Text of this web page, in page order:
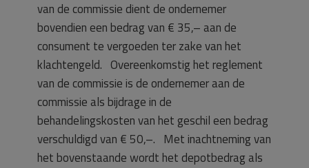
van de commissie dient de ondernemer
bovendien een bedrag van € 35,– aan de
consument te vergoeden ter zake van het
klachtengeld. Overeenkomstig het reglement
van de commissie is de ondernemer aan de
commissie als bijdrage in de
behandelingskosten van het geschil een bedrag
verschuldigd van € 50,–. Met inachtneming van
het bovenstaande wordt het depotbedrag als